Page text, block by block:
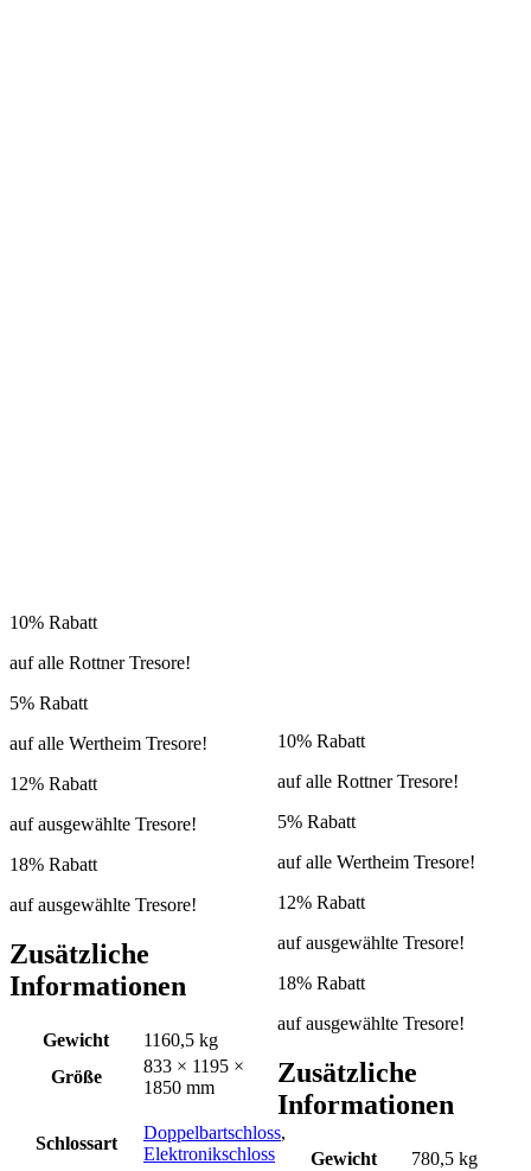
10% Rabatt
auf alle Rottner Tresore!
5% Rabatt
auf alle Wertheim Tresore!
12% Rabatt
auf ausgewählte Tresore!
18% Rabatt
auf ausgewählte Tresore!
Zusätzliche
Informationen
Gewicht
1160,5 kg
Größe
833 × 1195 ×
1850 mm
Schlossart
Doppelbartschloss,
Elektronikschloss
10% Rabatt
auf alle Rottner Tresore!
5% Rabatt
auf alle Wertheim Tresore!
12% Rabatt
auf ausgewählte Tresore!
18% Rabatt
auf ausgewählte Tresore!
Zusätzliche
Informationen
Gewicht
780,5 kg